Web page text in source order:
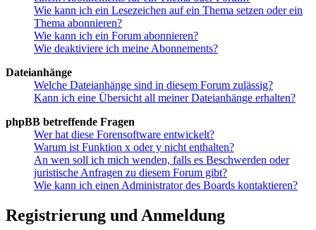
Wie kann ich ein Lesezeichen auf ein Thema setzen oder ein
Thema abonnieren?
Wie kann ich ein Forum abonnieren?
Wie deaktiviere ich meine Abonnements?
Dateianhänge
Welche Dateianhänge sind in diesem Forum zulässig?
Kann ich eine Übersicht all meiner Dateianhänge erhalten?
phpBB betreffende Fragen
Wer hat diese Forensoftware entwickelt?
Warum ist Funktion x oder y nicht enthalten?
An wen soll ich mich wenden, falls es Beschwerden oder
juristische Anfragen zu diesem Forum gibt?
Wie kann ich einen Administrator des Boards kontaktieren?
Registrierung und Anmeldung